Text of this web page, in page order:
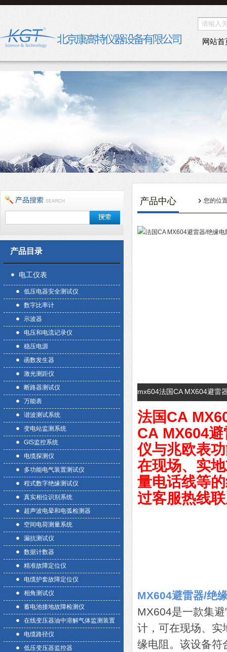
网站首
产品目录
电工仪表
低压电器安全测试仪
数字比率计
示波器
电压和电流记录仪
稳压电源
函数发生器
激光测距仪
断路器测试仪
万能表
谐波测试系统
变电站监测系统
GIS监控系统
电缆探测仪
多功能电气装置测试仪
程式数字绝缘测试仪
真实相位识别系统
超声波电晕和电弧检测器
空间电荷测量系统
漏抗测试仪
数据计数器
精准故障定位仪
电缆护套故障定位仪
相角测试仪
蓄电池接地故障检测仪
在线变压器油中溶解气体监测装置
电缆路径仪
低压变压器监控器
产品中心 您的位
mx604法国CA MX604避雷
法国CA
CA MX604
仪与兆欧表
在现场、实
量电话线等
过客服热线
MX604避雷器/绝
MX604是一款集
计，可在现场、实
缘电阻。该设备